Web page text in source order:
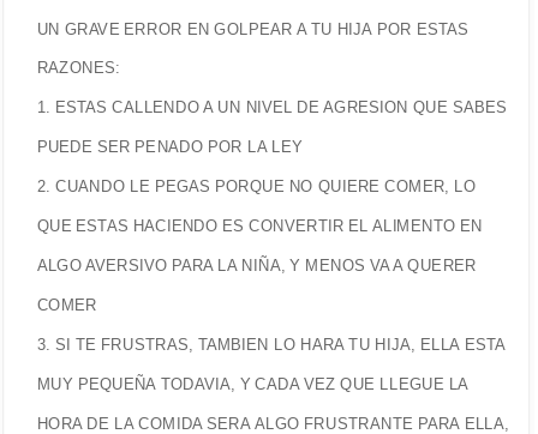
UN GRAVE ERROR EN GOLPEAR A TU HIJA POR ESTAS
RAZONES:
1. ESTAS CALLENDO A UN NIVEL DE AGRESION QUE SABES
PUEDE SER PENADO POR LA LEY
2. CUANDO LE PEGAS PORQUE NO QUIERE COMER, LO
QUE ESTAS HACIENDO ES CONVERTIR EL ALIMENTO EN
ALGO AVERSIVO PARA LA NIÑA, Y MENOS VA A QUERER
COMER
3. SI TE FRUSTRAS, TAMBIEN LO HARA TU HIJA, ELLA ESTA
MUY PEQUEÑA TODAVIA, Y CADA VEZ QUE LLEGUE LA
HORA DE LA COMIDA SERA ALGO FRUSTRANTE PARA ELLA,